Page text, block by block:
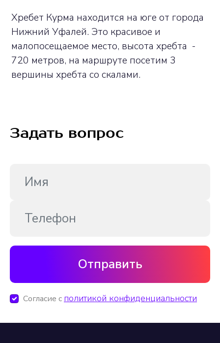
Хребет Курма находится на юге от города
Нижний Уфалей. Это красивое и
малопосещаемое место, высота хребта -
720 метров, на маршруте посетим 3
вершины хребта со скалами.
Задать вопрос
Согласие с политикой конфиденциальности